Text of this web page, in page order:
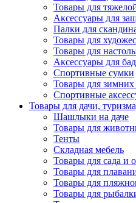
Товары для
Аксессуары для
Палки для
Товары для
Товары для
Аксессуары для
Спортивные сумки
Товары для зимних
Спортивные
Товары для дачи,
Шашлыки на даче
Товары для
Тенты
Складная мебель
Товары для сада и
Товары для
Товары для
Товары для